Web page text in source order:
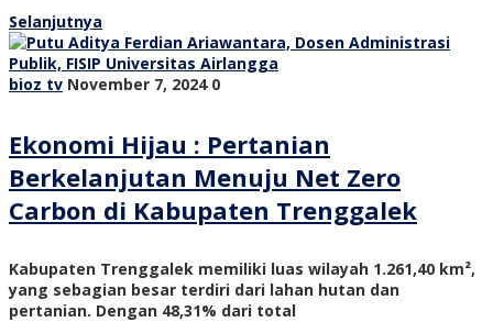
Selanjutnya
bioz tv November 7, 2024 0
Ekonomi Hijau : Pertanian
Berkelanjutan Menuju Net Zero
Carbon di Kabupaten Trenggalek
Kabupaten Trenggalek memiliki luas wilayah 1.261,40 km²,
yang sebagian besar terdiri dari lahan hutan dan
pertanian. Dengan 48,31% dari total